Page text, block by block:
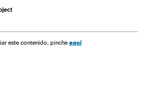
este contenido, pinche aquí